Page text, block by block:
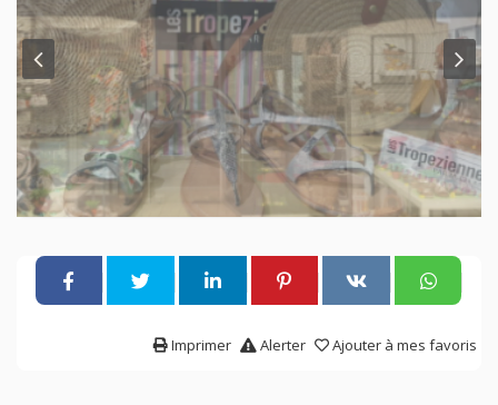
Ajouter à mes favoris
Alerter
Imprimer